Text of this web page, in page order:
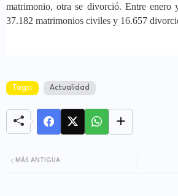
matrimonio, otra se divorció. Entre enero
37.182 matrimonios civiles y 16.657
Tags: Actualidad
MÁS ANTIGUA